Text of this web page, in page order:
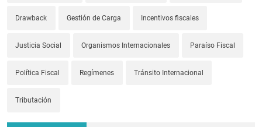
Drawback Gestión de Carga Incentivos fiscales
Justicia Social Organismos Internacionales Paraíso Fiscal
Política Fiscal Regímenes Tránsito Internacional
Tributación